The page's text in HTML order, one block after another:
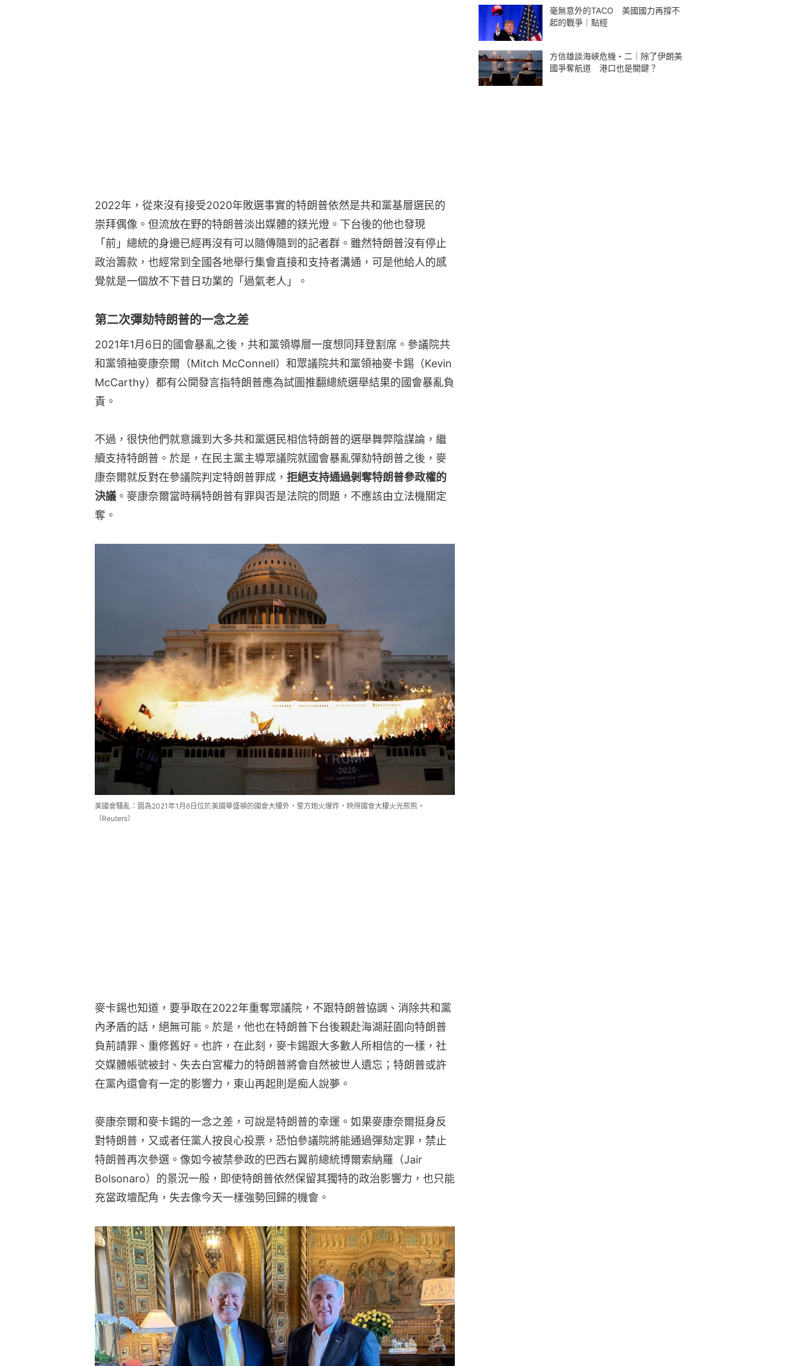
2022年，從來沒有接受2020年敗選事實的特朗普依然是共和黨基層選民的
崇拜偶像。但流放在野的特朗普淡出媒體的鎂光燈。下台後的他也發現
「前」總統的身邊已經再沒有可以隨傳隨到的記者群。雖然特朗普沒有停止
政治籌款，也經常到全國各地舉行集會直接和支持者溝通，可是他給人的感
覺就是一個放不下昔日功業的「過氣老人」。
第二次彈劾特朗普的一念之差
2021年1月6日的國會暴亂之後，共和黨領導層一度想同拜登割席。參議院共
和黨領袖麥康奈爾（Mitch McConnell）和眾議院共和黨領袖麥卡錫（Kevin
McCarthy）都有公開發言指特朗普應為試圖推翻總統選舉結果的國會暴亂負
責。
不過，很快他們就意識到大多共和黨選民相信特朗普的選舉舞弊陰謀論，繼
續支持特朗普。於是，在民主黨主導眾議院就國會暴亂彈劾特朗普之後，麥
康奈爾就反對在參議院判定特朗普罪成， 拒絕支持通過剝奪特朗普參政權的
決議 。麥康奈爾當時稱特朗普有罪與否是法院的問題，不應該由立法機關定
奪。
美國會騷亂：圖為2021年1月6日位於美國華盛頓的國會大樓外，警方炮火爆炸，映得國會大樓火光熊熊。
（Reuters）
麥卡錫也知道，要爭取在2022年重奪眾議院，不跟特朗普協調、消除共和黨
內矛盾的話，絕無可能。於是，他也在特朗普下台後親赴海湖莊園向特朗普
負荊請罪、重修舊好。也許，在此刻，麥卡錫跟大多數人所相信的一樣，社
交媒體帳號被封、失去白宮權力的特朗普將會自然被世人遺忘；特朗普或許
在黨內還會有一定的影響力，東山再起則是痴人說夢。
麥康奈爾和麥卡錫的一念之差，可說是特朗普的幸運。如果麥康奈爾挺身反
對特朗普，又或者任黨人按良心投票，恐怕參議院將能通過彈劾定罪，禁止
特朗普再次參選。像如今被禁參政的巴西右翼前總統博爾索納羅（Jair
Bolsonaro）的景況一般，即使特朗普依然保留其獨特的政治影響力，也只能
充當政壇配角，失去像今天一樣強勢回歸的機會。
毫無意外的TACO 美國國力再撐不
起的戰爭｜點經
方信雄談海峽危機・二｜除了伊朗美
國爭奪航道 港口也是關鍵？